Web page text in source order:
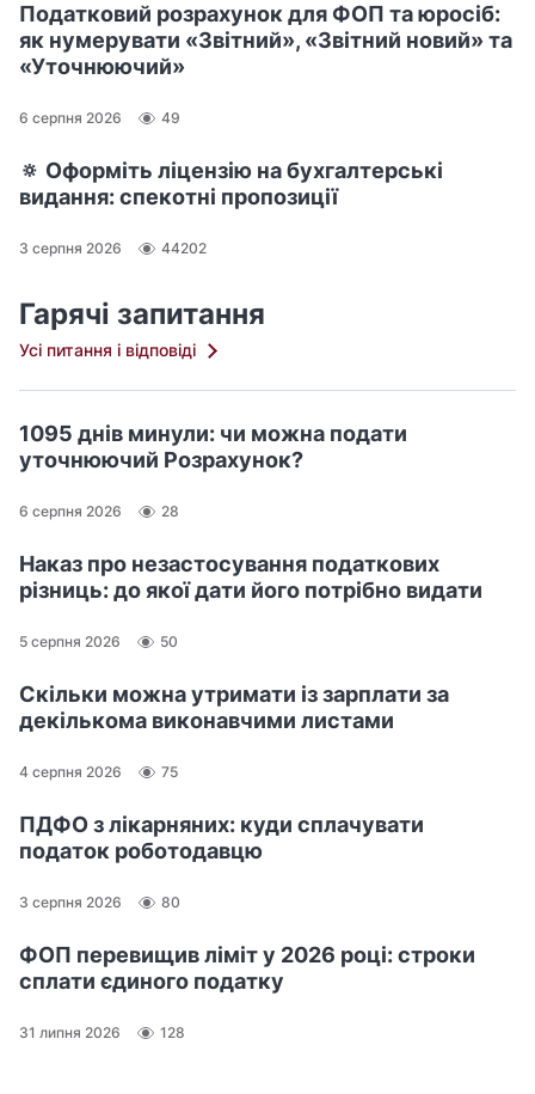
Податковий розрахунок для ФОП та юросіб:
як нумерувати «Звітний», «Звітний новий» та
«Уточнюючий»
6 серпня 2026 49
🔅 Оформіть ліцензію на бухгалтерські
видання: спекотні пропозиції
3 серпня 2026 44202
Гарячі запитання
Усі питання і відповіді
1095 днів минули: чи можна подати
уточнюючий Розрахунок?
6 серпня 2026 28
Наказ про незастосування податкових
різниць: до якої дати його потрібно видати
5 серпня 2026 50
Скільки можна утримати із зарплати за
декількома виконавчими листами
4 серпня 2026 75
ПДФО з лікарняних: куди сплачувати
податок роботодавцю
3 серпня 2026 80
ФОП перевищив ліміт у 2026 році: строки
сплати єдиного податку
31 липня 2026 128